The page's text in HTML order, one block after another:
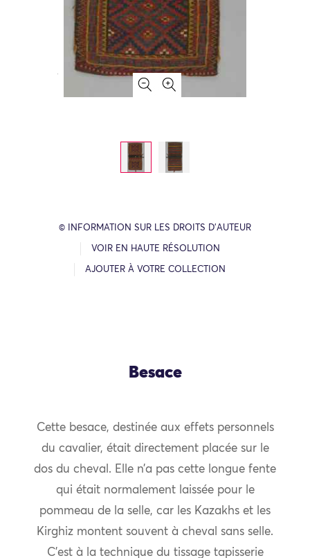
© INFORMATION SUR LES DROITS D’AUTEUR
VOIR EN HAUTE RÉSOLUTION
AJOUTER À VOTRE COLLECTION
Besace
Cette besace, destinée aux effets personnels
du cavalier, était directement placée sur le
dos du cheval. Elle n’a pas cette longue fente
qui était normalement laissée pour le
pommeau de la selle, car les Kazakhs et les
Kirghiz montent souvent à cheval sans selle.
C’est à la technique du tissage tapisserie